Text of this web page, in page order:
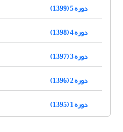
دوره 5 (1399)
دوره 4 (1398)
دوره 3 (1397)
دوره 2 (1396)
دوره 1 (1395)